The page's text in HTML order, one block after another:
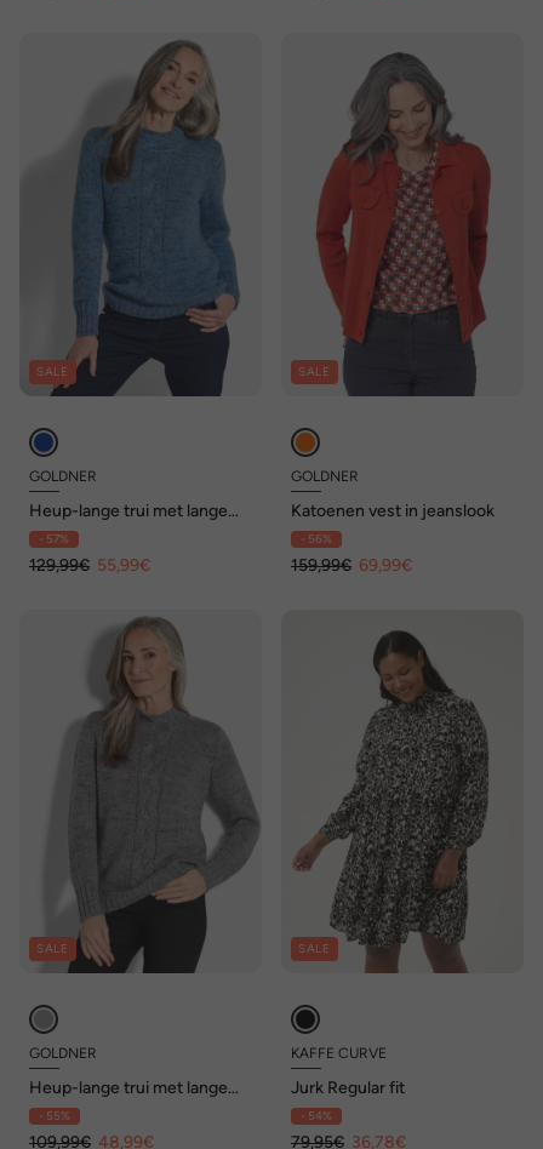
SALE
GOLDNER
Heup-lange trui met lange
mouwen, kabelbreisel
- 57%
129,99€ 55,99€
SALE
GOLDNER
Katoenen vest in jeanslook
- 56%
159,99€ 69,99€
SALE
GOLDNER
Heup-lange trui met lange
mouwen, kabelbreisel
- 55%
109,99€ 48,99€
SALE
KAFFE CURVE
Jurk Regular fit
- 54%
79,95€ 36,78€